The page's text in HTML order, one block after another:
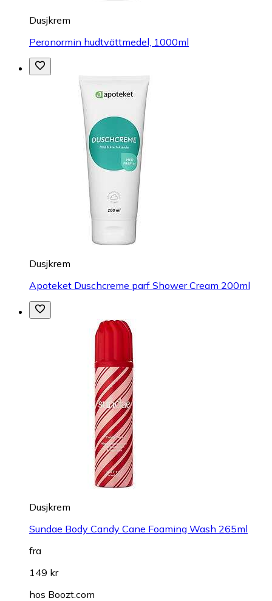
Dusjkrem
Peronormin hudtvättmedel, 1000ml
Dusjkrem
Apoteket Duschcreme parf Shower Cream 200ml
Dusjkrem
Sundae Body Candy Cane Foaming Wash 265ml
fra
149 kr
hos Boozt.com